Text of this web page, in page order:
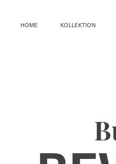
HOME KOLLEKTION